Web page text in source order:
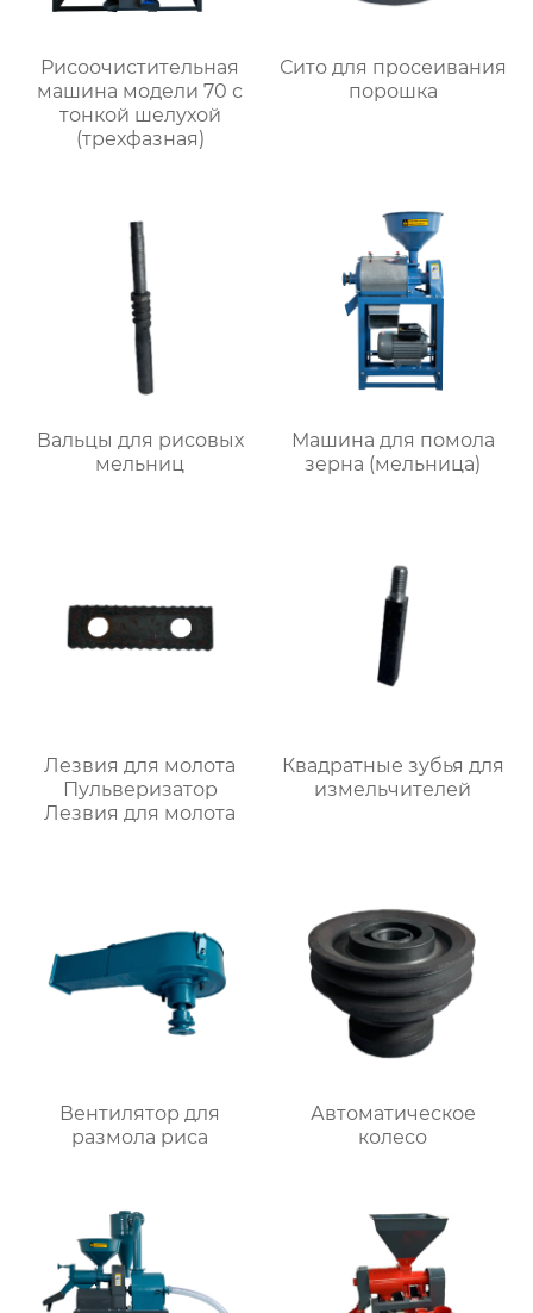
Рисоочистительная
машина модели 70 с
тонкой шелухой
(трехфазная)
Сито для просеивания
порошка
Вальцы для рисовых
мельниц
Машина для помола
зерна (мельница)
Лезвия для молота
Пульверизатор
Лезвия для молота
Квадратные зубья для
измельчителей
Вентилятор для
размола риса
Автоматическое
колесо